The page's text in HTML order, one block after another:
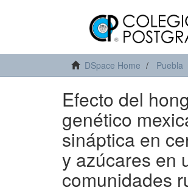
DSpace Home Puebla
Efecto del
genético
sináptica en
y azúcares en
comunidades